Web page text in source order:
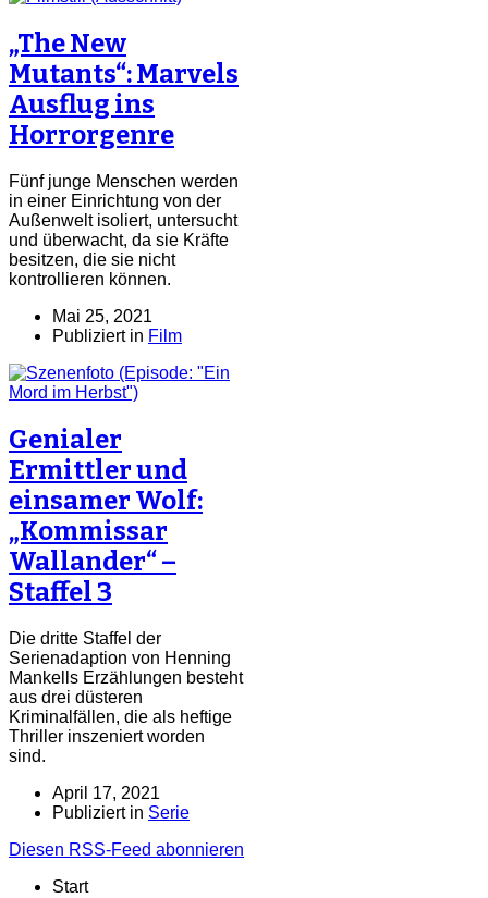
„The New
Mutants“: Marvels
Ausflug ins
Horrorgenre
Fünf junge Menschen werden
in einer Einrichtung von der
Außenwelt isoliert, untersucht
und überwacht, da sie Kräfte
besitzen, die sie nicht
kontrollieren können.
Mai 25, 2021
Publiziert in Film
Genialer
Ermittler und
einsamer Wolf:
„Kommissar
Wallander“ –
Staffel 3
Die dritte Staffel der
Serienadaption von Henning
Mankells Erzählungen besteht
aus drei düsteren
Kriminalfällen, die als heftige
Thriller inszeniert worden
sind.
April 17, 2021
Publiziert in Serie
Diesen RSS-Feed abonnieren
Start